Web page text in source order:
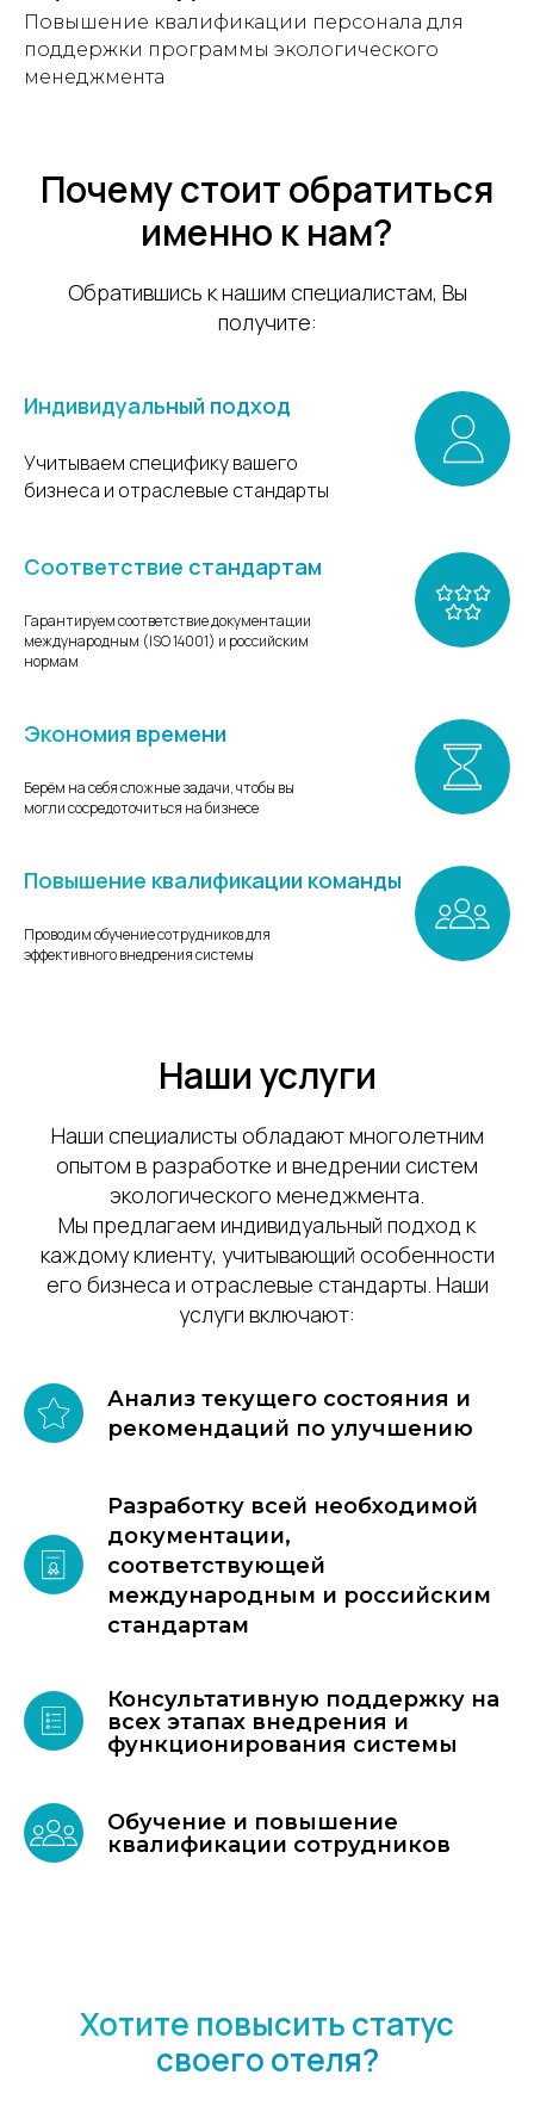
Повышение квалификации персонала для
поддержки программы экологического
менеджмента
Почему стоит обратиться
именно к нам?
Обратившись к нашим специалистам, Вы
получите:
Индивидуальный подход
Учитываем специфику вашего
бизнеса и отраслевые стандарты
Соответствие стандартам
Гарантируем соответствие документации
международным (ISO 14001) и российским
нормам
Экономия времени
Берём на себя сложные задачи, чтобы вы
могли сосредоточиться на бизнесе
Повышение квалификации команды
Проводим обучение сотрудников для
эффективного внедрения системы
Наши услуги
Наши специалисты обладают многолетним
опытом в разработке и внедрении систем
экологического менеджмента.
Мы предлагаем индивидуальный подход к
каждому клиенту, учитывающий особенности
его бизнеса и отраслевые стандарты. Наши
услуги включают:
Анализ текущего состояния и
рекомендаций по улучшению
Разработку всей необходимой
документации,
соответствующей
международным и российским
стандартам
Консультативную поддержку на
всех этапах внедрения и
функционирования системы
Обучение и повышение
квалификации сотрудников
Хотите повысить статус
своего отеля?